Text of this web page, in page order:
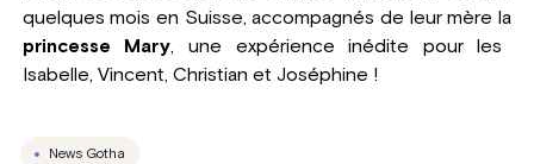
quelques mois en Suisse, accompagnés de leur mère la
princesse Mary, une expérience inédite pour les
Isabelle, Vincent, Christian et Joséphine !
News Gotha